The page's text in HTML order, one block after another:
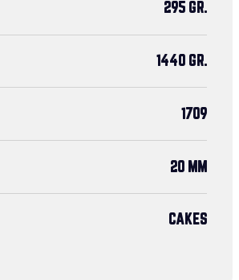
295 GR.
1440 GR.
1709
20 MM
CAKES